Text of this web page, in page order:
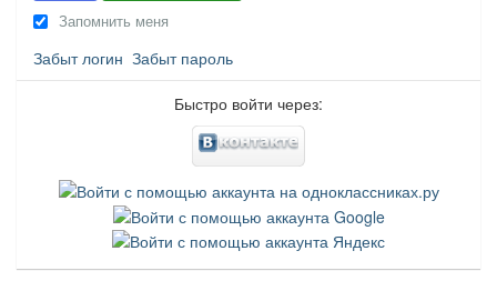
Запомнить меня
Забыт логин Забыт пароль
Быстро войти через: